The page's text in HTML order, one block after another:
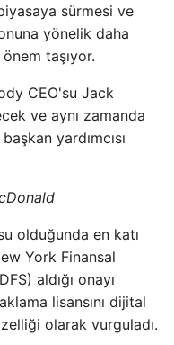
sürmesi ve
yönelik daha
taşıyor.
CEO'su Jack
ve aynı zamanda
yardımcısı
olduğunda en katı
York Finansal
aldığı onayı
lisansını dijital
olarak vurguladı.